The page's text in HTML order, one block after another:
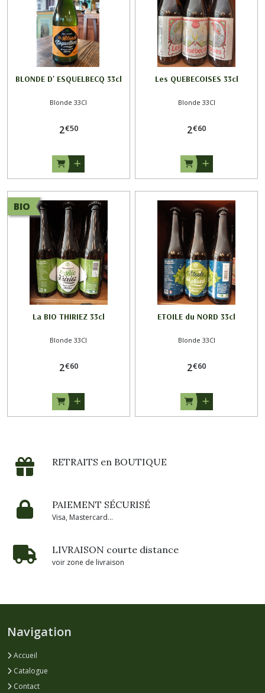
BLONDE D' ESQUELBECQ 33cl
Blonde 33Cl
2€50
Les QUEBECOISES 33cl
Blonde 33Cl
2€60
BIO
La BIO THIRIEZ 33cl
Blonde 33Cl
2€60
ETOILE du NORD 33cl
Blonde 33Cl
2€60
RETRAITS en BOUTIQUE
PAIEMENT SÉCURISÉ
Visa, Mastercard...
LIVRAISON courte distance
voir zone de livraison
Navigation
Accueil
Catalogue
Contact